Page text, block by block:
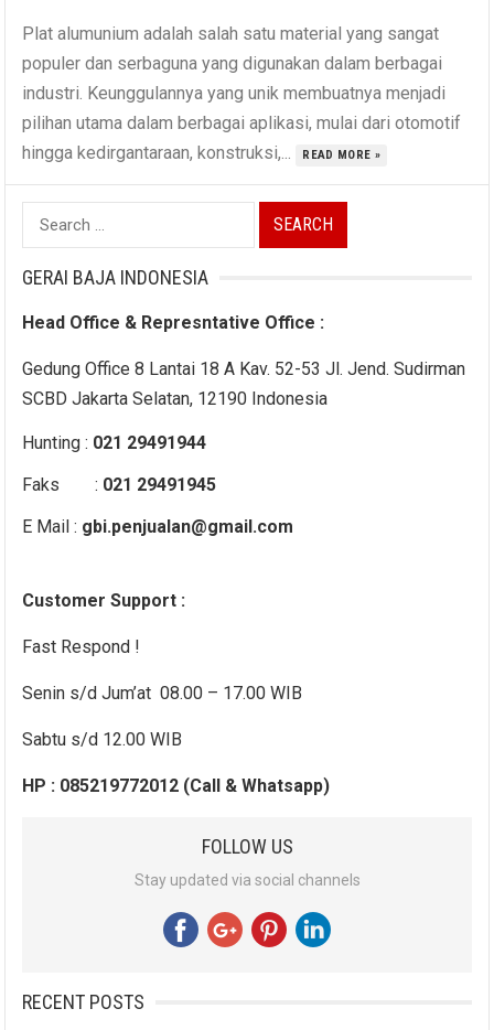
Plat alumunium adalah salah satu material yang sangat
populer dan serbaguna yang digunakan dalam berbagai
industri. Keunggulannya yang unik membuatnya menjadi
pilihan utama dalam berbagai aplikasi, mulai dari otomotif
hingga kedirgantaraan, konstruksi,...
READ MORE »
Search
for:
GERAI BAJA INDONESIA
Head Office & Represntative Office :
Gedung Office 8 Lantai 18 A Kav. 52-53 Jl. Jend. Sudirman
SCBD Jakarta Selatan, 12190 Indonesia
Hunting : 021 29491944
Faks : 021 29491945
E Mail : gbi.penjualan@gmail.com
Customer Support :
Fast Respond !
Senin s/d Jum’at 08.00 – 17.00 WIB
Sabtu s/d 12.00 WIB
HP : 085219772012 (Call & Whatsapp)
FOLLOW US
Stay updated via social channels
RECENT POSTS